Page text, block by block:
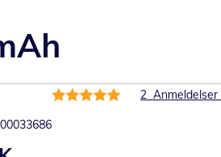
Bedømmelse:
2Anmeldelser